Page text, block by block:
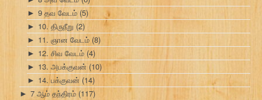
► 9 தவ வேடம் (5)
► 10. திருநீறு (2)
► 11. ஞான வேடம் (8)
► 12. சிவ வேடம்(4)
► 13. அபக்குவன் (10)
► 14. பக்குவன் (14)
► 7 ஆம் தந்திரம் (117)